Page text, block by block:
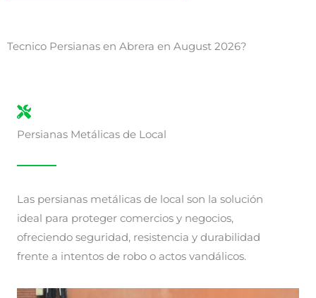
Tecnico Persianas en Abrera en August 2026?
Persianas Metálicas de Local
Las persianas metálicas de local son la solución
ideal para proteger comercios y negocios,
ofreciendo seguridad, resistencia y durabilidad
frente a intentos de robo o actos vandálicos.